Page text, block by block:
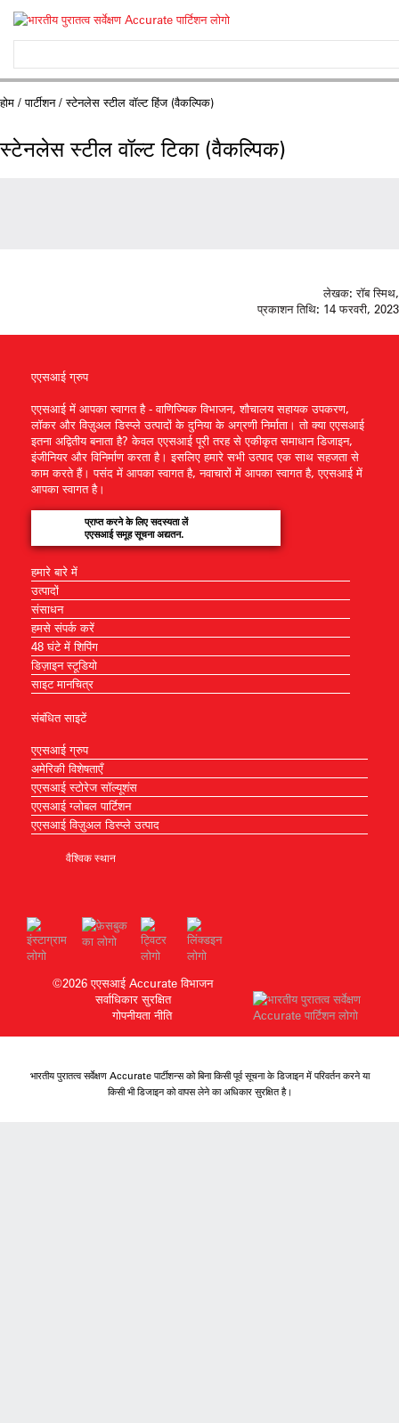
होम /पार्टीशन/ स्टेनलेस स्टील वॉल्ट हिंज (वैकल्पिक)
स्टेनलेस स्टील वॉल्ट टिका (वैकल्पिक)
लेखक: रॉब स्मिथ,
प्रकाशन तिथि: 14 फरवरी, 2023
एएसआई ग्रुप
एएसआई में आपका स्वागत है - वाणिज्यिक विभाजन, शौचालय सहायक उपकरण,
लॉकर और विज़ुअल डिस्प्ले उत्पादों के दुनिया के अग्रणी निर्माता। तो क्या एएसआई
इतना अद्वितीय बनाता है? केवल एएसआई पूरी तरह से एकीकृत समाधान डिजाइन,
इंजीनियर और विनिर्माण करता है। इसलिए हमारे सभी उत्पाद एक साथ सहजता से
काम करते हैं। पसंद में आपका स्वागत है, नवाचारों में आपका स्वागत है, एएसआई में
आपका स्वागत है।
प्राप्त करने के लिए सदस्यता लें
एएसआई समूह सूचना अद्यतन.
हमारे बारे में
उत्पादों
संसाधन
हमसे संपर्क करें
48 घंटे में शिपिंग
डिज़ाइन स्टूडियो
साइट मानचित्र
संबंधित साइटें
एएसआई ग्रुप
अमेरिकी विशेषताएँ
एएसआई स्टोरेज सॉल्यूशंस
एएसआई ग्लोबल पार्टिशन
एएसआई विज़ुअल डिस्प्ले उत्पाद
वैश्विक स्थान
©2026 एएसआई Accurate विभाजन
सर्वाधिकार सुरक्षित
गोपनीयता नीति
भारतीय पुरातत्व सर्वेक्षण Accurate पार्टीशन्स को बिना किसी पूर्व सूचना के डिजाइन में परिवर्तन करने या
किसी भी डिजाइन को वापस लेने का अधिकार सुरक्षित है।